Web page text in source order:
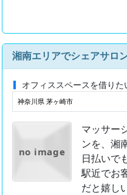
オフィススペースを借りた
神奈川県 茅ヶ崎市
no image
マッサー
ンを、湘
日払いで
駅近でお
だと嬉し